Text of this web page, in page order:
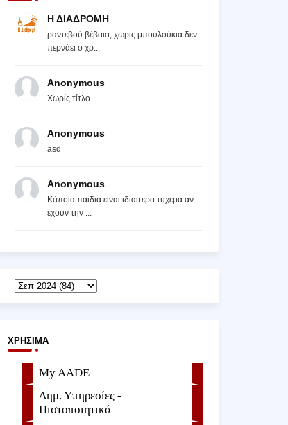
Η ΔΙΑΔΡΟΜΗ
ραντεβού βέβαια, χωρίς μπουλούκια δεν
περνάει ο χρ...
Anonymous
Χωρίς τίτλο
Anonymous
asd
Anonymous
Κάποια παιδιά είναι ιδιαίτερα τυχερά αν
έχουν την ...
ΧΡΉΣΙΜΑ
My AADE
Δημ. Υπηρεσίες -
Πιστοποιητικά